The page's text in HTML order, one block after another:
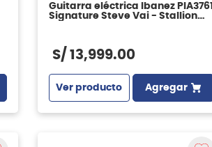
Guitarra eléctrica Ibanez PIA3761
Signature Steve Vai - Stallion
S/ 13,999.00
Ver producto Agregar